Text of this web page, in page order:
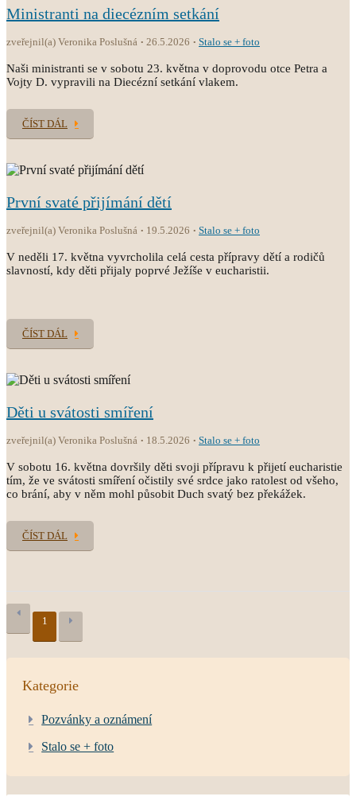
Ministranti na diecézním setkání
zveřejnil(a) Veronika Poslušná 26.5.2026 Stalo se + foto
Naši ministranti se v sobotu 23. května v doprovodu otce Petra a
Vojty D. vypravili na Diecézní setkání vlakem.
ČÍST DÁL
První svaté přijímání dětí
zveřejnil(a) Veronika Poslušná 19.5.2026 Stalo se + foto
V neděli 17. května vyvrcholila celá cesta přípravy dětí a rodičů
slavností, kdy děti přijaly poprvé Ježíše v eucharistii.
ČÍST DÁL
Děti u svátosti smíření
zveřejnil(a) Veronika Poslušná 18.5.2026 Stalo se + foto
V sobotu 16. května dovršily děti svoji přípravu k přijetí eucharistie
tím, že ve svátosti smíření očistily své srdce jako ratolest od všeho,
co brání, aby v něm mohl působit Duch svatý bez překážek.
ČÍST DÁL
1
Kategorie
Pozvánky a oznámení
Stalo se + foto